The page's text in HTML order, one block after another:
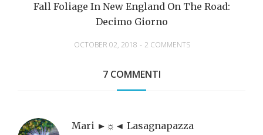
Fall Foliage In New England On The Road:
Decimo Giorno
OCTOBER 02, 2018 - 2 COMMENTS
7 COMMENTI
Mari ►☼◄ Lasagnapazza